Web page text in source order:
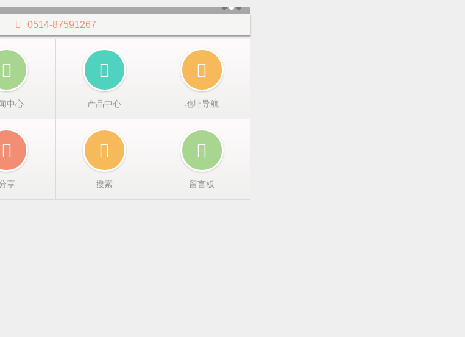
0514-87591267
中心 产品中心 地址导航
享 搜索 留言板